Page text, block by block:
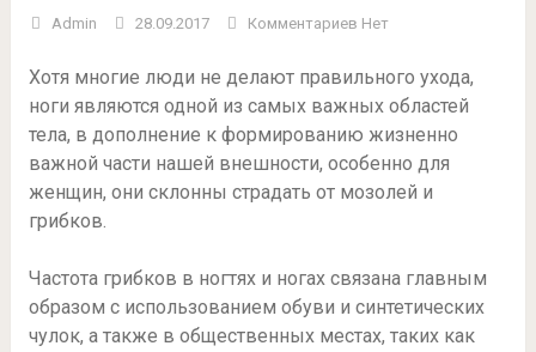
Admin 28.09.2017 Комментариев Нет
Хотя многие люди не делают правильного ухода,
ноги являются одной из самых важных областей
тела, в дополнение к формированию жизненно
важной части нашей внешности, особенно для
женщин, они склонны страдать от мозолей и
грибков.
Частота грибков в ногтях и ногах связана главным
образом с использованием обуви и синтетических
чулок, а также в общественных местах, таких как